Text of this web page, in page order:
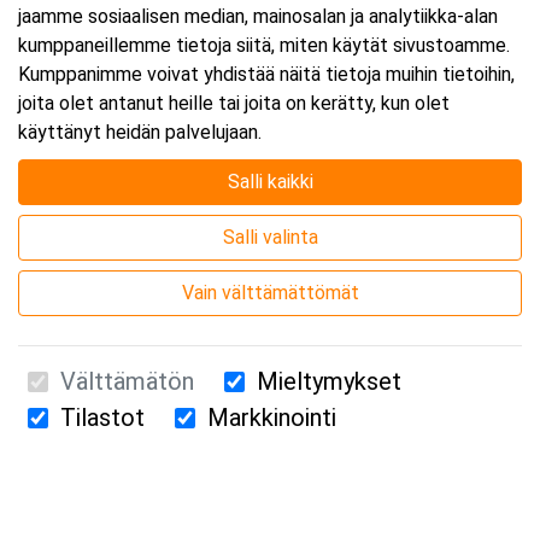
Suomen Ensiapukoulutus Oy / Valimotie 21 / 00380 Helsinki
jaamme sosiaalisen median, mainosalan ja analytiikka-alan
kumppaneillemme tietoja siitä, miten käytät sivustoamme.
Kumppanimme voivat yhdistää näitä tietoja muihin tietoihin,
joita olet antanut heille tai joita on kerätty, kun olet
käyttänyt heidän palvelujaan.
Salli kaikki
Salli valinta
Vain välttämättömät
Välttämätön
Mieltymykset
Tilastot
Markkinointi